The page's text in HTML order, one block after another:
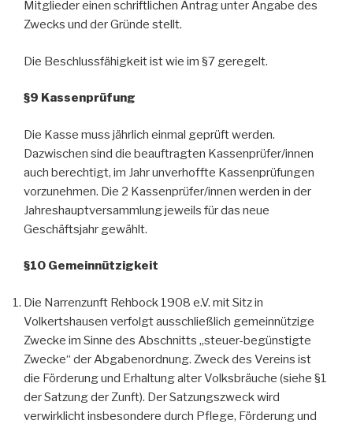
Mitglieder einen schriftlichen Antrag unter Angabe des
Zwecks und der Gründe stellt.
Die Beschlussfähigkeit ist wie im §7 geregelt.
§9 Kassenprüfung
Die Kasse muss jährlich einmal geprüft werden.
Dazwischen sind die beauftragten Kassenprüfer/innen
auch berechtigt, im Jahr unverhoffte Kassenprüfungen
vorzunehmen. Die 2 Kassenprüfer/innen werden in der
Jahreshauptversammlung jeweils für das neue
Geschäftsjahr gewählt.
§10 Gemeinnützigkeit
Die Narrenzunft Rehbock 1908 e.V. mit Sitz in
Volkertshausen verfolgt ausschließlich gemeinnützige
Zwecke im Sinne des Abschnitts „steuer-begünstigte
Zwecke“ der Abgabenordnung. Zweck des Vereins ist
die Förderung und Erhaltung alter Volksbräuche (siehe §1
der Satzung der Zunft). Der Satzungszweck wird
verwirklicht insbesondere durch Pflege, Förderung und